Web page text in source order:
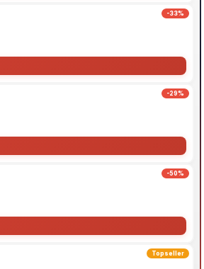
-33%
-29%
-50%
Topseller